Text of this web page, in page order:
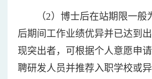
（2）博士后在站期限一般
后期间工作业绩优异并已达到
现突出者，可根据个人意愿申
聘研发人员并推荐入职学校或异